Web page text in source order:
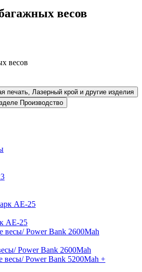
весов
весов
печать, Лазерный крой и другие изделия
Производство
АЕ-25
Power Bank 2600Mah